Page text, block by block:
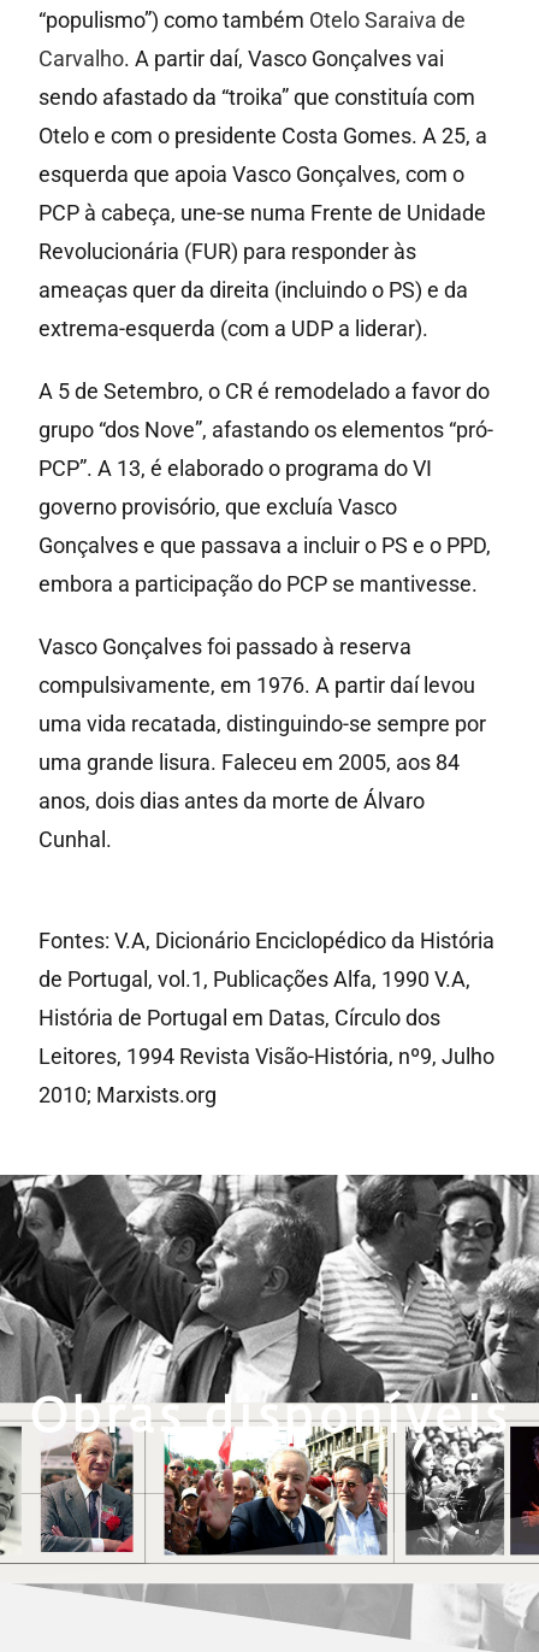
“populismo”) como também Otelo Saraiva de
Carvalho. A partir daí, Vasco Gonçalves vai
sendo afastado da “troika” que constituía com
Otelo e com o presidente Costa Gomes. A 25, a
esquerda que apoia Vasco Gonçalves, com o
PCP à cabeça, une-se numa Frente de Unidade
Revolucionária (FUR) para responder às
ameaças quer da direita (incluindo o PS) e da
extrema-esquerda (com a UDP a liderar).
A 5 de Setembro, o CR é remodelado a favor do
grupo “dos Nove”, afastando os elementos “pró-
PCP”. A 13, é elaborado o programa do VI
governo provisório, que excluía Vasco
Gonçalves e que passava a incluir o PS e o PPD,
embora a participação do PCP se mantivesse.
Vasco Gonçalves foi passado à reserva
compulsivamente, em 1976. A partir daí levou
uma vida recatada, distinguindo-se sempre por
uma grande lisura. Faleceu em 2005, aos 84
anos, dois dias antes da morte de Álvaro
Cunhal.
Fontes: V.A, Dicionário Enciclopédico da História
de Portugal, vol.1, Publicações Alfa, 1990 V.A,
História de Portugal em Datas, Círculo dos
Leitores, 1994 Revista Visão-História, nº9, Julho
2010; Marxists.org
Obras disponíveis